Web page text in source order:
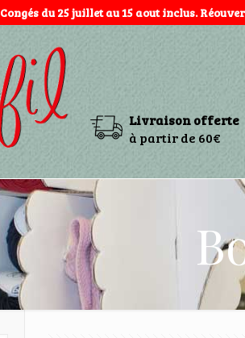
Congés du 25 juillet au 15 aout inclus.
Livraison offerte
à partir de 60€